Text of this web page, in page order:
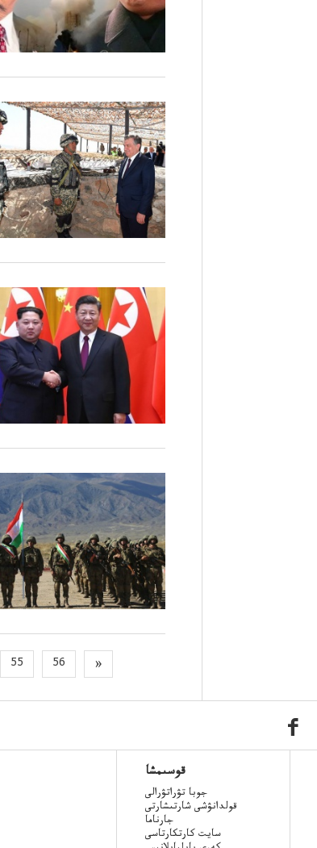
55 56 »
قوسىمشا
جوبا تۋراتۋرالى
قولدانۋشى شارتىشارتى
جارناما
سايت كارتكارتاسى